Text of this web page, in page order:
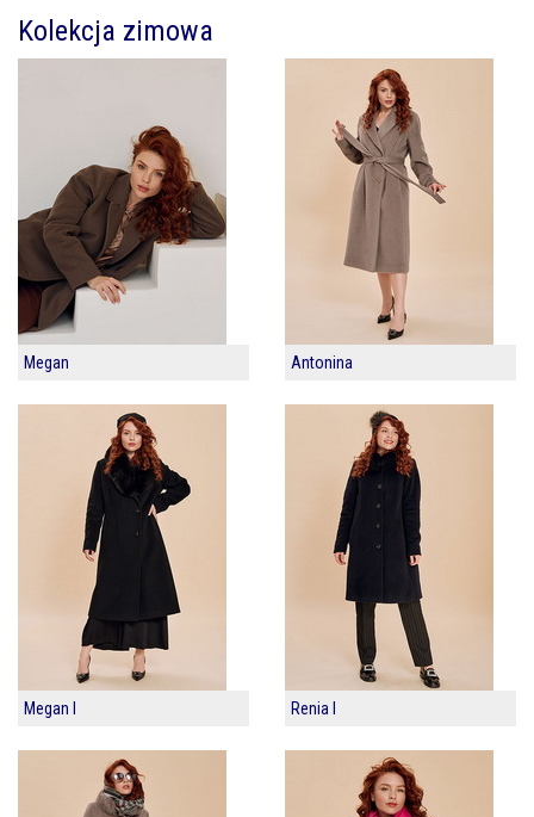
Kolekcja zimowa
Megan Antonina
Megan I Renia I